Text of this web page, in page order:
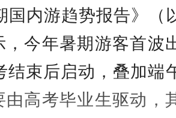
国内游趋势报告》（
今年暑期游客首波
结束后启动，叠加端
高考毕业生驱动，